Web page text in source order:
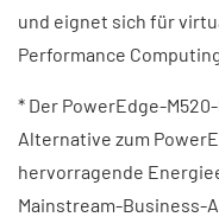
und eignet sich für
Performance
* Der PowerEdge-
Alternative zum
hervorragende
Mainstream-Business-